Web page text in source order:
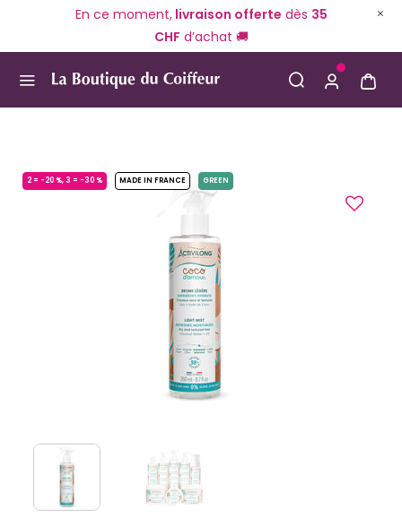
En ce moment,livraison offerte dès 35
CHF d’achat 🚚
2 = -20 %, 3 = -30 % MADE IN FRANCE GREEN